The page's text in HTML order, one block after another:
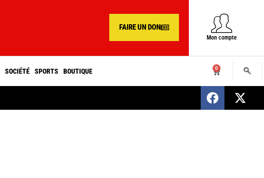
FAIRE UN DON
Mon compte
SOCIÉTÉ SPORTS BOUTIQUE 0
SENEGAL : Nomination d’un nouveau